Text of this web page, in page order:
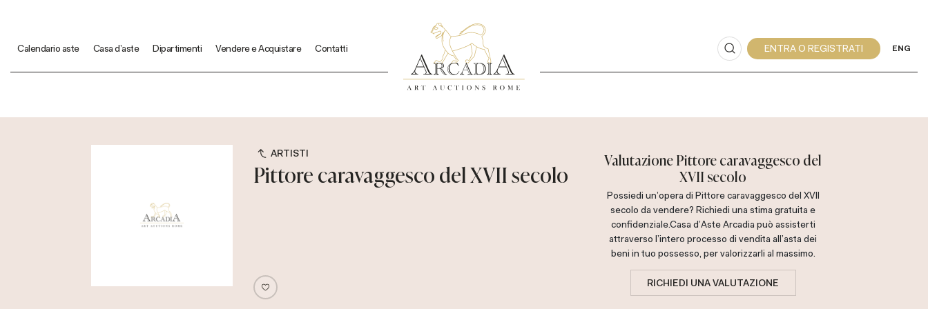
Calendario aste Casa d'aste Dipartimenti Vendere e Acquistare Contatti ENG
ARTISTI
Pittore caravaggesco del XVII secolo
Valutazione Pittore caravaggesco del
XVII secolo
Possiedi un'opera di Pittore caravaggesco del XVII
secolo da vendere? Richiedi una stima gratuita e
confidenziale.Casa d'Aste Arcadia può assisterti
attraverso l'intero processo di vendita all'asta dei
beni in tuo possesso, per valorizzarli al massimo.
RICHIEDI UNA VALUTAZIONE